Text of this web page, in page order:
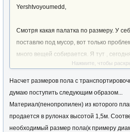
Yershtvoyoumedd,
Смотря какая палатка по размеру. У
поставлю под мусор, вот только
много вещей собирается. Я тут ,
что большой рулончик( диаметр
думаю , попробовать неполностью
дальше можно не закрывать, думаю
нахождения и под колени возле лунки.
промелькнула---- не примерзнет ли
его отдирать от льда , в общем
Нажмите, чтобы
Насчет размеров пола с
думаю поступить следующим образом...
Материал(пенопропилен) из которого
продается в рулонах высотой 1,5м.
необходимый размер пола(к примеру